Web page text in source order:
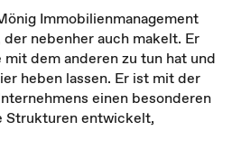
Immobilienmanagement
nebenher auch makelt. Er
dem anderen zu tun hat und
heben lassen. Er ist mit der
einen besonderen
Strukturen entwickelt,